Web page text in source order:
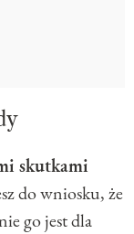
skutkami
do wniosku, że
go jest dla